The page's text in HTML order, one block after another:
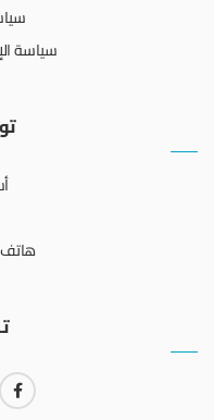
سياسة
هاتف :